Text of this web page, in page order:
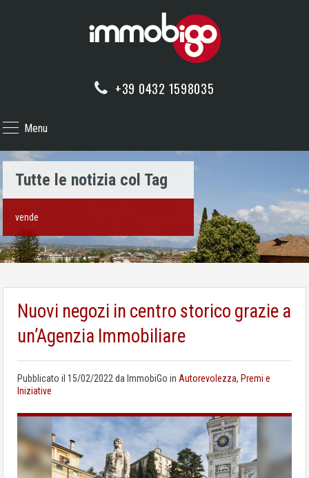
+39 0432 1598035
Menu
Tutte le notizia col Tag
vende
Nuovi negozi in centro storico grazie a
un’Agenzia Immobiliare
Pubblicato il 15/02/2022 da ImmobiGo in Autorevolezza, Premi e
Iniziative